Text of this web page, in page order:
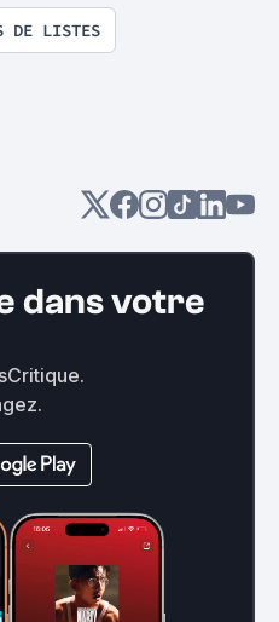
DE LISTES
dans votre